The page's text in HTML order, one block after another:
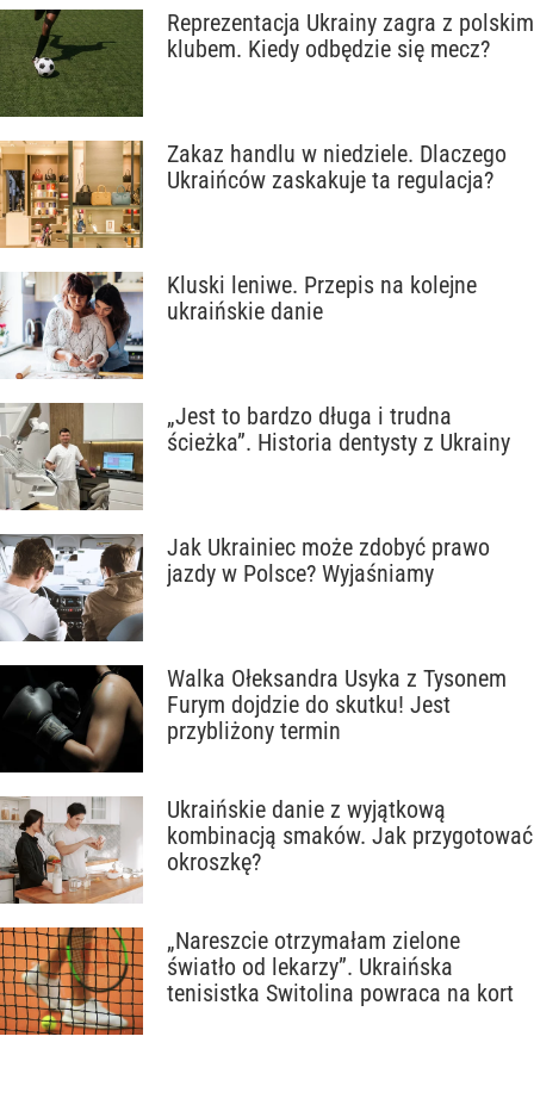
Reprezentacja Ukrainy zagra z polskim
klubem. Kiedy odbędzie się mecz?
Zakaz handlu w niedziele. Dlaczego
Ukraińców zaskakuje ta regulacja?
Kluski leniwe. Przepis na kolejne
ukraińskie danie
„Jest to bardzo długa i trudna
ścieżka”. Historia dentysty z Ukrainy
Jak Ukrainiec może zdobyć prawo
jazdy w Polsce? Wyjaśniamy
Walka Ołeksandra Usyka z Tysonem
Furym dojdzie do skutku! Jest
przybliżony termin
Ukraińskie danie z wyjątkową
kombinacją smaków. Jak przygotować
okroszkę?
„Nareszcie otrzymałam zielone
światło od lekarzy”. Ukraińska
tenisistka Switolina powraca na kort